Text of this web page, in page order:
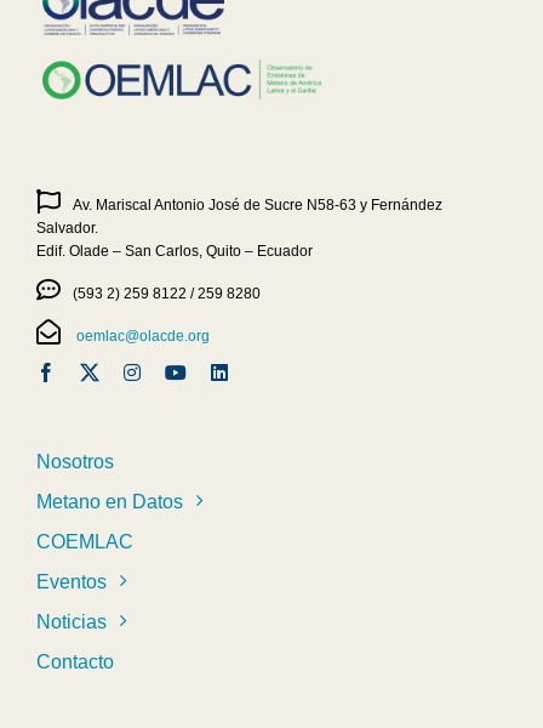
Av. Mariscal Antonio José de Sucre N58-63 y Fernández
Salvador.
Edif. Olade – San Carlos, Quito – Ecuador
(593 2) 259 8122 / 259 8280
oemlac@olacde.org
Nosotros
Metano en Datos
COEMLAC
Eventos
Noticias
Contacto